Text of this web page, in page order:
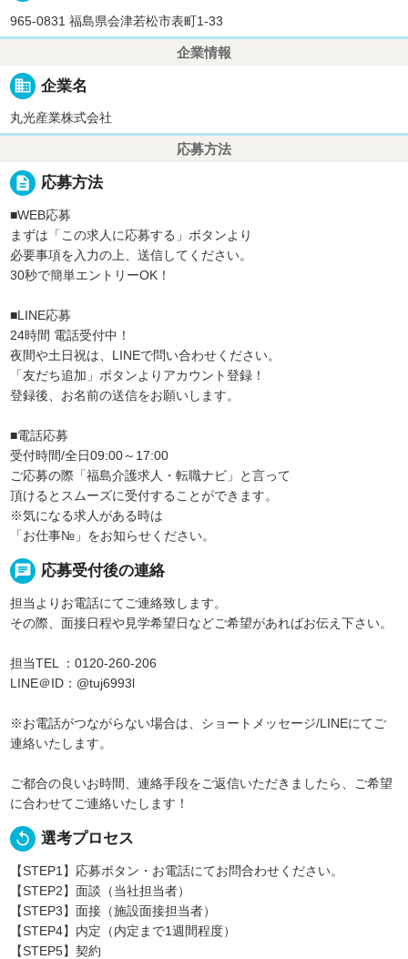
965-0831 福島県会津若松市表町1-33
企業情報
business 企業名
丸光産業株式会社
応募方法
description 応募方法
■WEB応募
まずは「この求人に応募する」ボタンより
必要事項を入力の上、送信してください。
30秒で簡単エントリーOK！
■LINE応募
24時間 電話受付中！
夜間や土日祝は、LINEで問い合わせください。
「友だち追加」ボタンよりアカウント登録！
登録後、お名前の送信をお願いします。
■電話応募
受付時間/全日09:00～17:00
ご応募の際「福島介護求人・転職ナビ」と言って
頂けるとスムーズに受付することができます。
※気になる求人がある時は
「お仕事№」をお知らせください。
chat 応募受付後の連絡
担当よりお電話にてご連絡致します。
その際、面接日程や見学希望日などご希望があればお伝え下さい。
担当TEL ：0120-260-206
LINE＠ID：@tuj6993l
※お電話がつながらない場合は、ショートメッセージ/LINEにてご
連絡いたします。
ご都合の良いお時間、連絡手段をご返信いただきましたら、ご希望
に合わせてご連絡いたします！
replay 選考プロセス
【STEP1】応募ボタン・お電話にてお問合わせください。
【STEP2】面談（当社担当者）
【STEP3】面接（施設面接担当者）
【STEP4】内定（内定まで1週間程度）
【STEP5】契約